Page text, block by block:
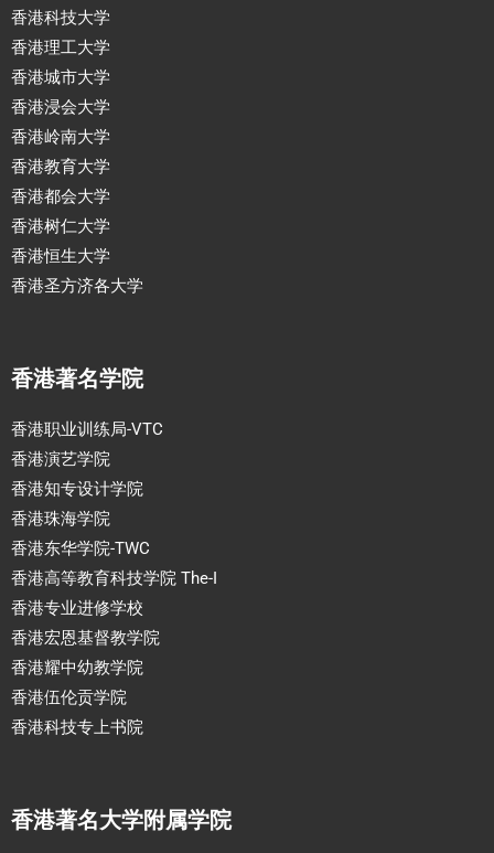
香港科技大学
香港理工大学
香港城市大学
香港浸会大学
香港岭南大学
香港教育大学
香港都会大学
香港树仁大学
香港恒生大学
香港圣方济各大学
香港著名学院
香港职业训练局-VTC
香港演艺学院
香港知专设计学院
香港珠海学院
香港东华学院-TWC
香港高等教育科技学院 The-I
香港专业进修学校
香港宏恩基督教学院
香港耀中幼教学院
香港伍伦贡学院
香港科技专上书院
香港著名大学附属学院